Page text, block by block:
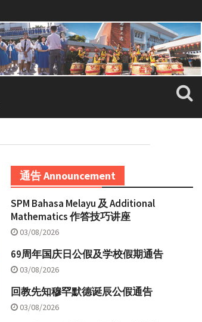
通告 Announcement
SPM Bahasa Melayu 及 Additional
Mathematics 作答技巧讲座
03/08/2026
69周年国庆日公假及学校假期通告
03/08/2026
回教先知穆罕默德诞辰公假通告
03/08/2026